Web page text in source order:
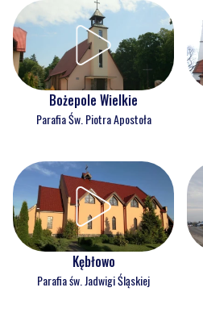
Bożepole Wielkie
Parafia Św. Piotra Apostoła
Kębłowo
Parafia św. Jadwigi Śląskiej